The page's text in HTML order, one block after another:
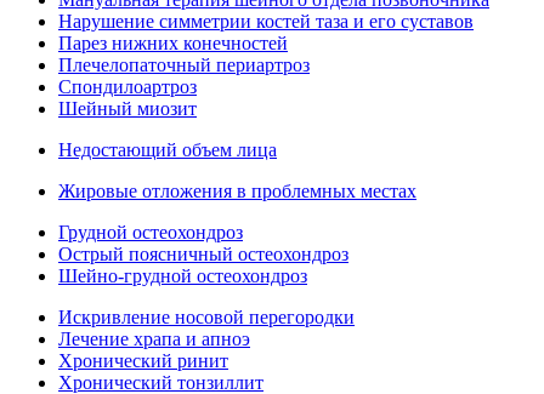
Нарушение симметрии костей таза и его суставов
Парез нижних конечностей
Плечелопаточный периартроз
Спондилоартроз
Шейный миозит
Недостающий объем лица
Жировые отложения в проблемных местах
Грудной остеохондроз
Острый поясничный остеохондроз
Шейно-грудной остеохондроз
Искривление носовой перегородки
Лечение храпа и апноэ
Хронический ринит
Хронический тонзиллит